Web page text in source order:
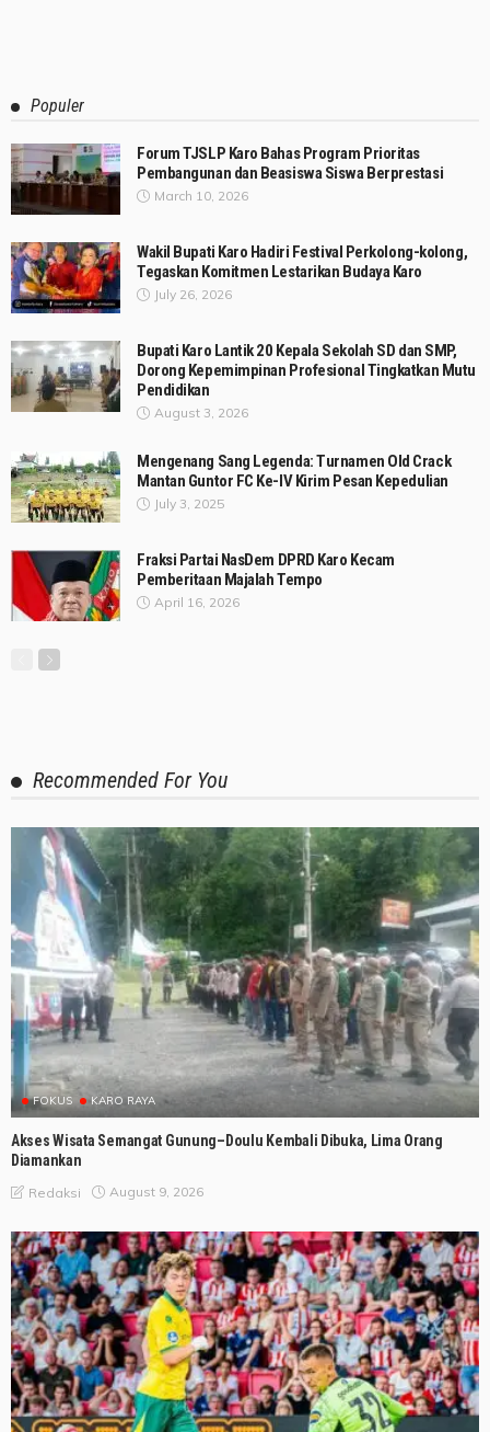
Populer
Forum TJSLP Karo Bahas Program Prioritas
Pembangunan dan Beasiswa Siswa Berprestasi
March 10, 2026
Wakil Bupati Karo Hadiri Festival Perkolong-kolong,
Tegaskan Komitmen Lestarikan Budaya Karo
July 26, 2026
Bupati Karo Lantik 20 Kepala Sekolah SD dan SMP,
Dorong Kepemimpinan Profesional Tingkatkan Mutu
Pendidikan
August 3, 2026
Mengenang Sang Legenda: Turnamen Old Crack
Mantan Guntor FC Ke-IV Kirim Pesan Kepedulian
July 3, 2025
Fraksi Partai NasDem DPRD Karo Kecam
Pemberitaan Majalah Tempo
April 16, 2026
Recommended For You
FOKUS KARO RAYA
Akses Wisata Semangat Gunung–Doulu Kembali Dibuka, Lima Orang
Diamankan
Redaksi August 9, 2026